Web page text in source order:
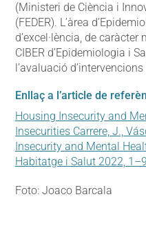
(Ministeri de Ciència i
(FEDER). L’àrea
d’excel·lència, de
CIBER d’Epidemiologia i
l’avaluació
Enllaç a l’article de
Housing Insecurity and
Insecurities Carrere, J.,
Insecurity and Mental
Habitatge i Salut 2022,
Foto: Joaco Barcala